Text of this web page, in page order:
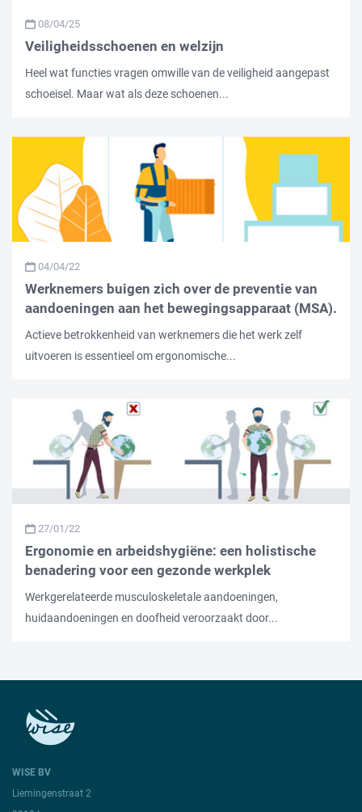
08/04/25
Veiligheidsschoenen en welzijn
Heel wat functies vragen omwille van de veiligheid aangepast
schoeisel. Maar wat als deze schoenen...
04/04/22
Werknemers buigen zich over de preventie van
aandoeningen aan het bewegingsapparaat (MSA).
Actieve betrokkenheid van werknemers die het werk zelf
uitvoeren is essentieel om ergonomische...
27/01/22
Ergonomie en arbeidshygiëne: een holistische
benadering voor een gezonde werkplek
Werkgerelateerde musculoskeletale aandoeningen,
huidaandoeningen en doofheid veroorzaakt door...
WISE BV
Liemingenstraat 2